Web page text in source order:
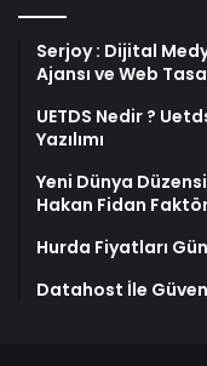
Serjoy : Dijital
Ajansı ve Web
UETDS Nedir ?
Yazılımı
Yeni Dünya
Hakan Fidan
Hurda Fiyatları
Datahost İle